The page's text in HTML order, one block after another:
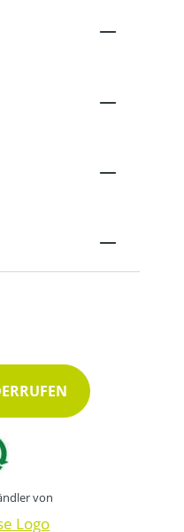
von